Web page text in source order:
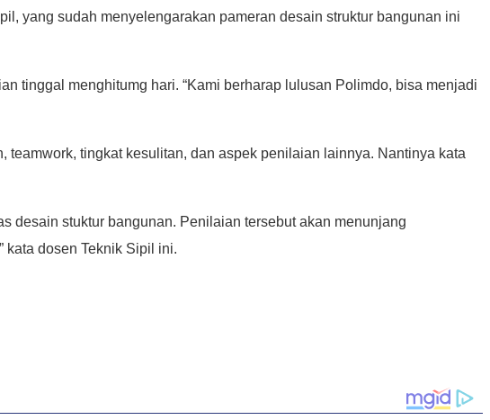
yang sudah menyelengarakan pameran desain struktur bangunan ini
tinggal menghitumg hari. “Kami berharap lulusan Polimdo, bisa menjadi
tingkat kesulitan, dan aspek penilaian lainnya. Nantinya kata
desain stuktur bangunan. Penilaian tersebut akan menunjang
kata dosen Teknik Sipil ini.